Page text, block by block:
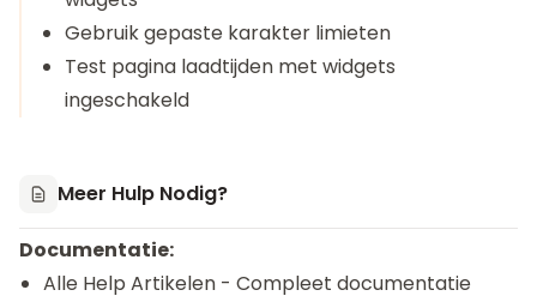
Gebruik gepaste karakter limieten
Test pagina laadtijden met widgets
ingeschakeld
Meer Hulp Nodig?
Documentatie:
Alle Help Artikelen - Compleet documentatie